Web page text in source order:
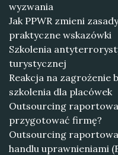
wyzwania
Jak PPWR zmieni
praktyczne wskazówki
Szkolenia
turystycznej
Reakcja na zagrożenie
szkolenia dla placówek
Outsourcing
przygotować firmę?
Outsourcing
handlu uprawnieniami